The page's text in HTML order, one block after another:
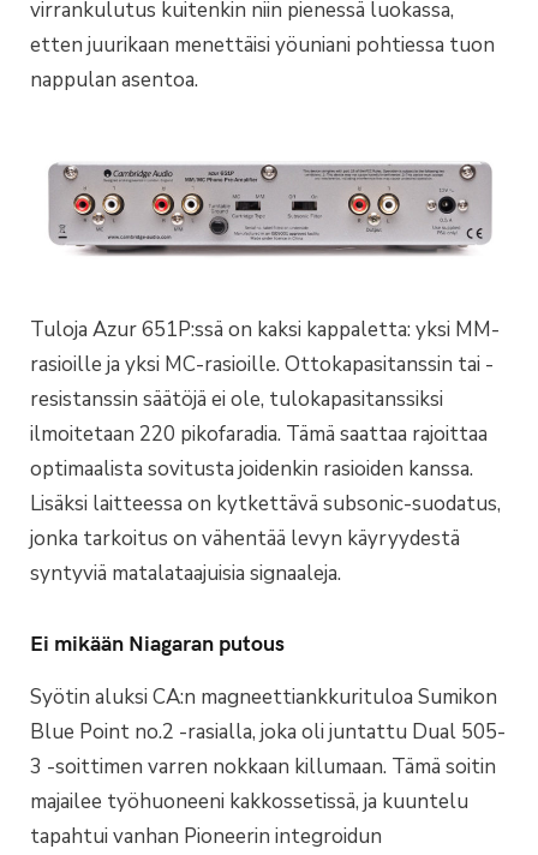
virrankulutus kuitenkin niin pienessä luokassa,
etten juurikaan menettäisi yöuniani pohtiessa tuon
nappulan asentoa.
Tuloja Azur 651P:ssä on kaksi kappaletta: yksi MM-
rasioille ja yksi MC-rasioille. Ottokapasitanssin tai -
resistanssin säätöjä ei ole, tulokapasitanssiksi
ilmoitetaan 220 pikofaradia. Tämä saattaa rajoittaa
optimaalista sovitusta joidenkin rasioiden kanssa.
Lisäksi laitteessa on kytkettävä subsonic-suodatus,
jonka tarkoitus on vähentää levyn käyryydestä
syntyviä matalataajuisia signaaleja.
Ei mikään Niagaran putous
Syötin aluksi CA:n magneettiankkurituloa Sumikon
Blue Point no.2 -rasialla, joka oli juntattu Dual 505-
3 -soittimen varren nokkaan killumaan. Tämä soitin
majailee työhuoneeni kakkossetissä, ja kuuntelu
tapahtui vanhan Pioneerin integroidun